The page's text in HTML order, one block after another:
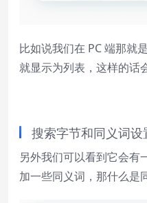
比如说我们在 PC 端那就
就显示为列表，这样的话
搜索字节和同义词设
另外我们可以看到它会有
加一些同义词，那什么是